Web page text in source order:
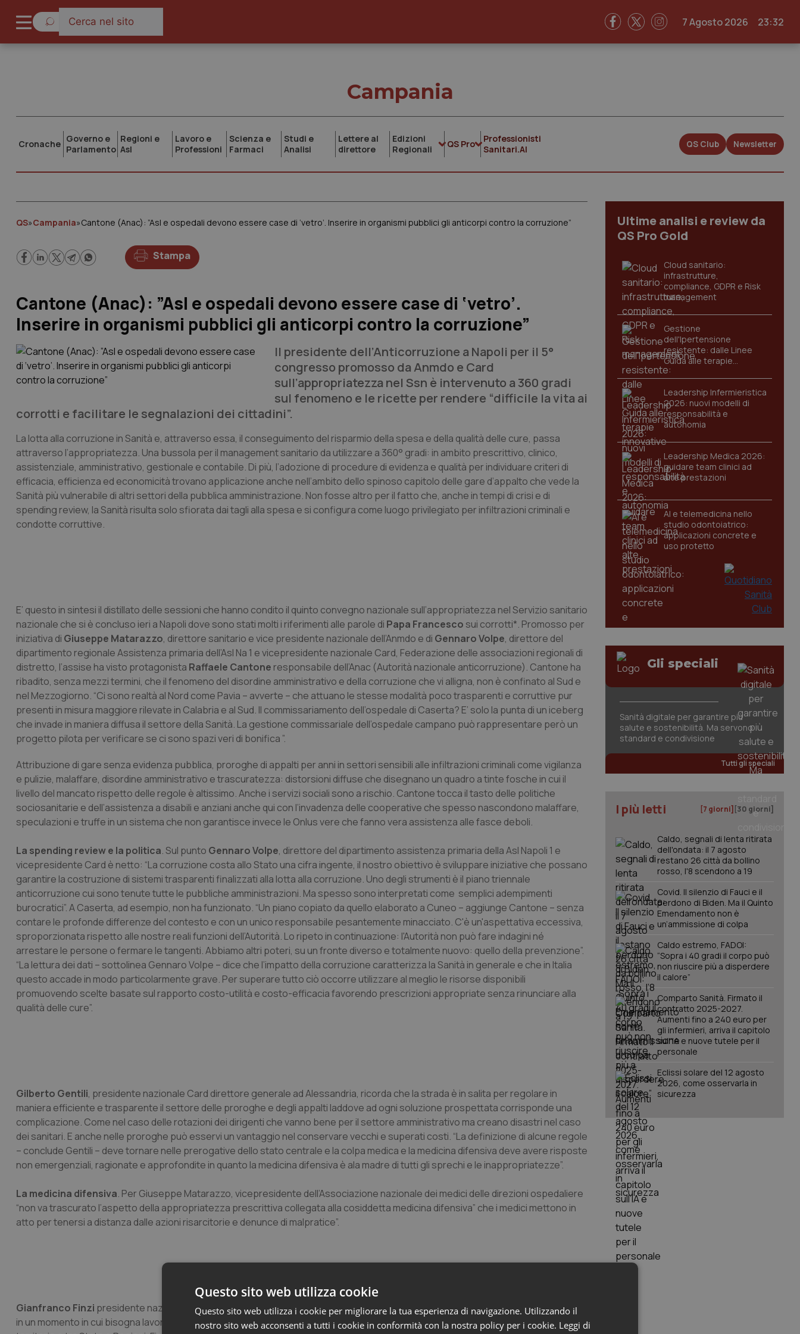
7 Agosto 2026 23:32
Campania
Cronache Governo e
Parlamento
Regioni e
Asl
Lavoro e
Professioni
Scienza e
Farmaci
Studi e
Analisi
Lettere al
direttore
Edizioni
Regionali
QS Pro
Professionisti
Sanitari.AI
QS Club Newsletter
QS»Campania»Cantone (Anac): ”Asl e ospedali devono essere case di ‘vetro’. Inserire in organismi pubblici gli anticorpi contro la corruzione”
Stampa
Cantone (Anac): ”Asl e ospedali devono essere case di ‘vetro’.
Inserire in organismi pubblici gli anticorpi contro la corruzione”
Il presidente dell’Anticorruzione a Napoli per il 5°
congresso promosso da Anmdo e Card
sull’appropriatezza nel Ssn è intervenuto a 360 gradi
sul fenomeno e le ricette per rendere “difficile la vita ai
corrotti e facilitare le segnalazioni dei cittadini”.
La lotta alla corruzione in Sanità e, attraverso essa, il conseguimento del risparmio della spesa e della qualità delle cure, passa
attraverso l’appropriatezza. Una bussola per il management sanitario da utilizzare a 360° gradi: in ambito prescrittivo, clinico,
assistenziale, amministrativo, gestionale e contabile. Di più, l’adozione di procedure di evidenza e qualità per individuare criteri di
efficacia, efficienza ed economicità trovano applicazione anche nell’ambito dello spinoso capitolo delle gare d’appalto che vede la
Sanità più vulnerabile di altri settori della pubblica amministrazione. Non fosse altro per il fatto che, anche in tempi di crisi e di
spending review, la Sanità risulta solo sfiorata dai tagli alla spesa e si configura come luogo privilegiato per infiltrazioni criminali e
condotte corruttive.
E’ questo in sintesi il distillato delle sessioni che hanno condito il quinto convegno nazionale sull’appropriatezza nel Servizio sanitario
nazionale che si è concluso ieri a Napoli dove sono stati molti i riferimenti alle parole di Papa Francesco sui corrotti*. Promosso per
iniziativa di Giuseppe Matarazzo, direttore sanitario e vice presidente nazionale dell’Anmdo e di Gennaro Volpe, direttore del
dipartimento regionale Assistenza primaria dell’Asl Na 1 e vicepresidente nazionale Card, Federazione delle associazioni regionali di
distretto, l’assise ha visto protagonista Raffaele Cantone responsabile dell’Anac (Autorità nazionale anticorruzione). Cantone ha
ribadito, senza mezzi termini, che il fenomeno del disordine amministrativo e della corruzione che vi alligna, non è confinato al Sud e
nel Mezzogiorno. “Ci sono realtà al Nord come Pavia – avverte – che attuano le stesse modalità poco trasparenti e corruttive pur
presenti in misura maggiore rilevate in Calabria e al Sud. Il commissariamento dell’ospedale di Caserta? E’ solo la punta di un iceberg
che invade in maniera diffusa il settore della Sanità. La gestione commissariale dell’ospedale campano può rappresentare però un
progetto pilota per verificare se ci sono spazi veri di bonifica ”.
Attribuzione di gare senza evidenza pubblica, proroghe di appalti per anni in settori sensibili alle infiltrazioni criminali come vigilanza
e pulizie, malaffare, disordine amministrativo e trascuratezza: distorsioni diffuse che disegnano un quadro a tinte fosche in cui il
livello del mancato rispetto delle regole è altissimo. Anche i servizi sociali sono a rischio. Cantone tocca il tasto delle politiche
sociosanitarie e dell’assistenza a disabili e anziani anche qui con l’invadenza delle cooperative che spesso nascondono malaffare,
speculazioni e truffe in un sistema che non garantisce invece le Onlus vere che fanno vera assistenza alle fasce deboli.
La spending review e la politica. Sul punto Gennaro Volpe, direttore del dipartimento assistenza primaria della Asl Napoli 1 e
vicepresidente Card è netto: “La corruzione costa allo Stato una cifra ingente, il nostro obiettivo è sviluppare iniziative che possano
garantire la costruzione di sistemi trasparenti finalizzati alla lotta alla corruzione. Uno degli strumenti è il piano triennale
anticorruzione cui sono tenute tutte le pubbliche amministrazioni. Ma spesso sono interpretati come semplici adempimenti
burocratici”. A Caserta, ad esempio, non ha funzionato. “Un piano copiato da quello elaborato a Cuneo – aggiunge Cantone – senza
contare le profonde differenze del contesto e con un unico responsabile pesantemente minacciato. C'è un'aspettativa eccessiva,
sproporzionata rispetto alle nostre reali funzioni dell’Autorità. Lo ripeto in continuazione: l'Autorità non può fare indagini né
arrestare le persone o fermare le tangenti. Abbiamo altri poteri, su un fronte diverso e totalmente nuovo: quello della prevenzione”.
“La lettura dei dati – sottolinea Gennaro Volpe – dice che l’impatto della corruzione caratterizza la Sanità in generale e che in Italia
questo accade in modo particolarmente grave. Per superare tutto ciò occorre utilizzare al meglio le risorse disponibili
promuovendo scelte basate sul rapporto costo-utilità e costo-efficacia favorendo prescrizioni appropriate senza rinunciare alla
qualità delle cure”.
Gilberto Gentili, presidente nazionale Card direttore generale ad Alessandria, ricorda che la strada è in salita per regolare in
maniera efficiente e trasparente il settore delle proroghe e degli appalti laddove ad ogni soluzione prospettata corrisponde una
complicazione. Come nel caso delle rotazioni dei dirigenti che vanno bene per il settore amministrativo ma creano disastri nel caso
dei sanitari. E anche nelle proroghe può esservi un vantaggio nel conservare vecchi e superati costi. “La definizione di alcune regole
– conclude Gentili – deve tornare nelle prerogative dello stato centrale e la colpa medica e la medicina difensiva deve avere risposte
non emergenziali, ragionate e approfondite in quanto la medicina difensiva è ala madre di tutti gli sprechi e le inappropriatezze”.
La medicina difensiva. Per Giuseppe Matarazzo, vicepresidente dell’Associazione nazionale dei medici delle direzioni ospedaliere
“non va trascurato l’aspetto della appropriatezza prescrittiva collegata alla cosiddetta medicina difensiva” che i medici mettono in
atto per tenersi a distanza dalle azioni risarcitorie e denunce di malpratice”.
Gianfranco Finzi presidente nazionale dell’Anmdo punta il dito sul grande assente dell’incontro: la politica, luogo vero delle scelte,
in un momento in cui bisogna lavorare full immersion sui Lea e gli standard ospedalieri condividendo strategie tra ospedale e
Ultime analisi e review da
QS Pro Gold
Cloud sanitario:
infrastrutture,
compliance, GDPR e Risk
management
Gestione
dell'Ipertensione
resistente: dalle Linee
Guida alle terapie
innovative
Leadership Infermieristica
2026: nuovi modelli di
responsabilità e
autonomia
Leadership Medica 2026:
guidare team clinici ad
alte prestazioni
AI e telemedicina nello
studio odontoiatrico:
applicazioni concrete e
uso protetto
Gli speciali
Sanità digitale per garantire più
salute e sostenibilità. Ma servono
standard e condivisione
Tutti gli speciali
I più letti [7 giorni] [30 giorni]
Caldo, segnali di lenta ritirata
dell'ondata: il 7 agosto
restano 26 città da bollino
rosso, l'8 scendono a 19
Covid. Il silenzio di Fauci e il
perdono di Biden. Ma il Quinto
Emendamento non è
un’ammissione di colpa
Caldo estremo, FADOI:
“Sopra i 40 gradi il corpo può
non riuscire più a disperdere
il calore”
Comparto Sanità. Firmato il
contratto 2025-2027.
Aumenti fino a 240 euro per
gli infermieri, arriva il capitolo
sull'IA e nuove tutele per il
personale
Eclissi solare del 12 agosto
2026, come osservarla in
sicurezza
Questo sito web utilizza cookie
Questo sito web utilizza i cookie per migliorare la tua esperienza di navigazione. Utilizzando il
nostro sito web acconsenti a tutti i cookie in conformità con la nostra policy per i cookie. Leggi di